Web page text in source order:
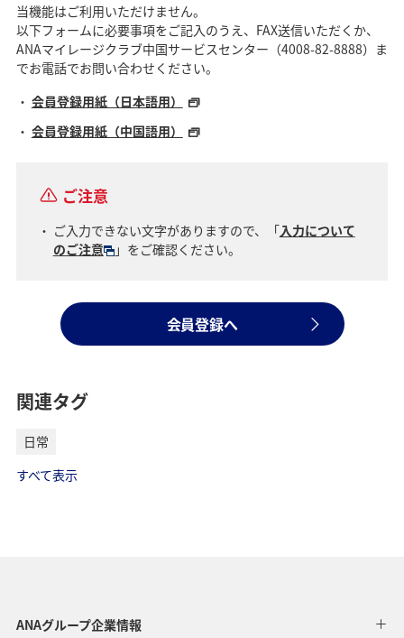
当機能はご利用いただけません。
以下フォームに必要事項をご記入のうえ、FAX送信いただくか、
ANAマイレージクラブ中国サービスセンター（4008-82-8888）ま
でお電話でお問い合わせください。
会員登録用紙（日本語用）
会員登録用紙（中国語用）
ご注意
ご入力できない文字がありますので、「入力について
のご注意
」をご確認ください。
会員登録へ
関連タグ
日常
すべて表示
ANAグループ企業情報